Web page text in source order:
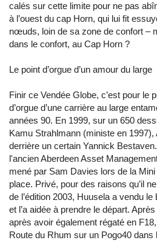
calés sur cette limite pour ne pas
à l’ouest du cap Horn, qui lui fit
nœuds, loin de sa zone de confort –
dans le confort, au Cap Horn ?
Le point d’orgue d’un amour du large
Finir ce Vendée Globe, c’est pour le
d’orgue d’une carrière au large
années 90. En 1999, sur un 650
Kamu Strahlmann (ministe en 1997),
derrière un certain Yannick
l'ancien Aberdeen Asset
mené par Sam Davies lors de la
place. Privé, pour des raisons qu’il
de l’édition 2003, Huusela a vendu
et l’a aidée à prendre le départ.
après avoir également régaté en
Route du Rhum sur un Pogo40